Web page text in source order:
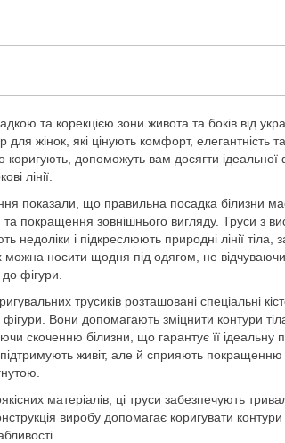
та корекцією зони живота та боків від
для жінок, які цінують комфорт, елегантність
коригують, допоможуть вам досягти
лінії.
показали, що правильна посадка білизни
покращення зовнішнього вигляду. Труси з
недоліки і підкреслюють природні лінії
можна носити щодня під одягом, не
фігури.
трусиків розташовані спеціальні
фігури. Вони допомагають зміцнити контури
скоченню білизни, що гарантує її ідеальну
підтримують живіт, але й сприяють
матеріалів, ці труси забезпечують
виробу допомагає коригувати